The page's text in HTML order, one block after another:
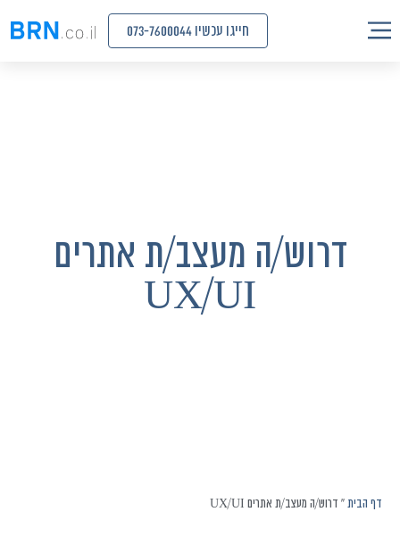
חייגו עכשיו 073-7600044
דרוש/ה מעצב/ת אתרים
UX/UI
דף הבית » דרוש/ה מעצב/ת אתרים UX/UI